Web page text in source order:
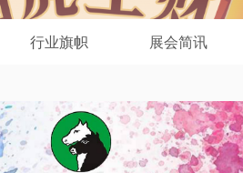
行业旗帜 展会简讯